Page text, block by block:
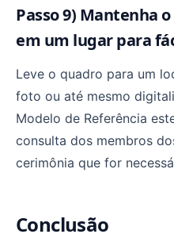
Passo 9) Mantenha
em um lugar para
Leve o quadro para um
foto ou até mesmo
Modelo de Referência
consulta dos membros
cerimônia que for
Conclusão